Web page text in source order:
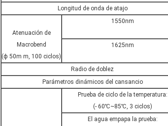
Longitud de onda de atajo
Atenuación de
Macrobend
(ф 50m m, 100 ciclos)
1550nm
1625nm
Radio de doblez
Parámetros dinámicos del cansancio
Prueba de ciclo de la temperatura:
(- 60℃~85℃, 3 ciclos)
El agua empapa la prueba: